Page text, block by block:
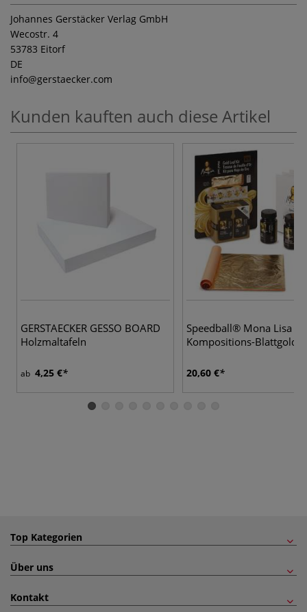
Johannes Gerstäcker Verlag GmbH
Wecostr. 4
53783 Eitorf
DE
info@gerstaecker.com
Kunden kauften auch diese Artikel
GERSTAECKER GESSO BOARD
Holzmaltafeln
ab 4,25 €
Speedball® Mona Lisa
Kompositions-Blattgold-
20,60 €
Top Kategorien
Über uns
Kontakt